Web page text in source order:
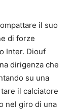
il suo
di forze
Inter. Diouf
dirigenza che
su una
il calciatore
nel giro di una